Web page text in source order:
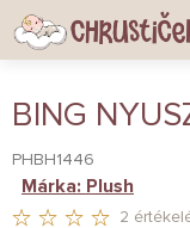
Ugrás
fő
BING
PHBH1446
2
Márka: Plush